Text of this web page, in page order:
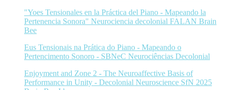
"Yoes Tensionales en la Práctica del Piano - Mapeando la
Pertenencia Sonora" Neurociencia decolonial FALAN Brain
Bee
Eus Tensionais na Prática do Piano - Mapeando o
Pertencimento Sonoro - SBNeC Neurociências Decolonial
Enjoyment and Zone 2 - The Neuroaffective Basis of
Performance in Unity - Decolonial Neuroscience SfN 2025